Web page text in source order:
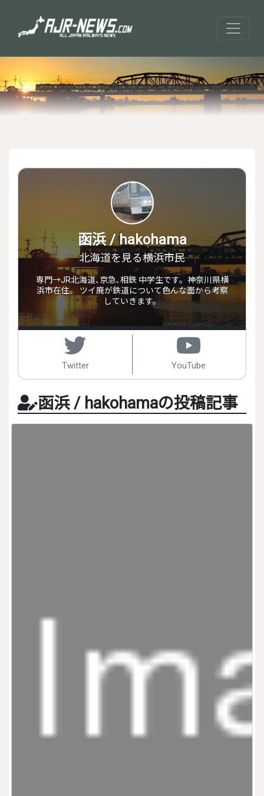
函浜 / hakohama
北海道を見る横浜市民
専門→JR北海道､京急､相鉄 中学生です。神奈川県横
浜市在住。 ツイ廃が鉄道について色んな面から考察
していきます。
Twitter YouTube
函浜 / hakohamaの投稿記事